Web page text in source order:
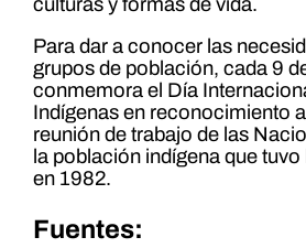
Para dar a conocer las
grupos de población, cada 9
conmemora el Día
Indígenas en reconocimiento
reunión de trabajo de las
la población indígena que
en 1982.
Fuentes: